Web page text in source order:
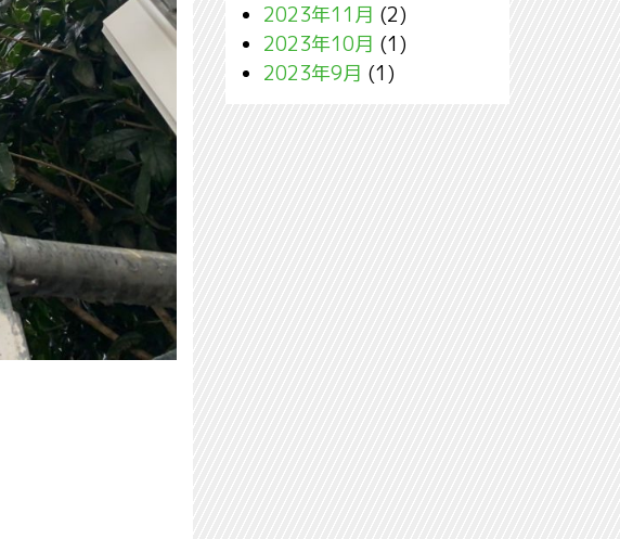
2023年11月 (2)
2023年10月 (1)
2023年9月 (1)